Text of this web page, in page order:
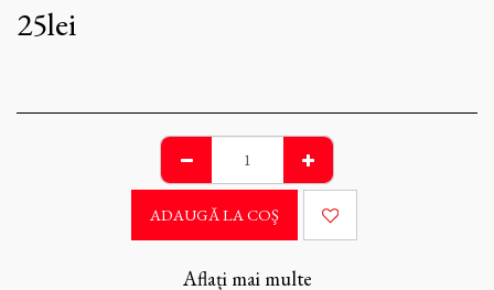
25lei
ADAUGĂ LA COŞ
Aflați mai multe